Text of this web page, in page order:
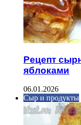
Рецепт
яблоками
06.01.2026
Сыр и продукты